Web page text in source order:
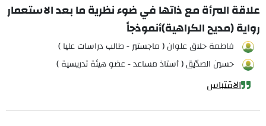
علاقة المرأة مع ذاتها في ضوء نظرية ما بعد الاستعمار
رواية (مديح الكراهية)أنموذجاً
فاطمة حلاق علوان ( ماجستير - طالب دراسات عليا )
حسين الصدّيق ( أستاذ مساعد - عضو هيئة تدريسية )
الاقتباس